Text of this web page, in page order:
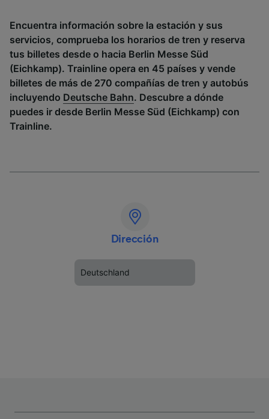
Encuentra información sobre la estación y sus
servicios, comprueba los horarios de tren y reserva
tus billetes desde o hacia Berlin Messe Süd
(Eichkamp). Trainline opera en 45 países y vende
billetes de más de 270 compañías de tren y autobús
incluyendo Deutsche Bahn. Descubre a dónde
puedes ir desde Berlin Messe Süd (Eichkamp) con
Trainline.
Dirección
Deutschland